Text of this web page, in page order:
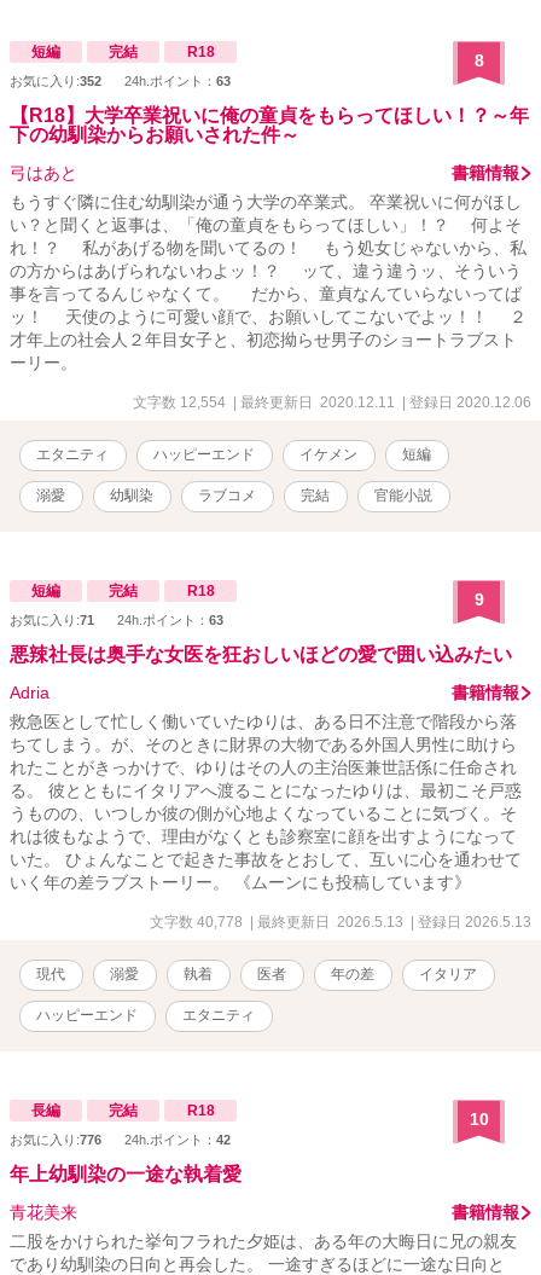
短編 完結 R18
お気に入り:352 24h.ポイント： 63
8
【R18】大学卒業祝いに俺の童貞をもらってほしい！？～年
下の幼馴染からお願いされた件～
弓はあと
書籍情報
もうすぐ隣に住む幼馴染が通う大学の卒業式。 卒業祝いに何がほし
い？と聞くと返事は、「俺の童貞をもらってほしい」！？ 何よそ
れ！？ 私があげる物を聞いてるの！ もう処女じゃないから、私
の方からはあげられないわよッ！？ ッて、違う違うッ、そういう
事を言ってるんじゃなくて。 だから、童貞なんていらないってば
ッ！ 天使のように可愛い顔で、お願いしてこないでよッ！！ ２
才年上の社会人２年目女子と、初恋拗らせ男子のショートラブスト
ーリー。
文字数 12,554 | 最終更新日 2020.12.11 | 登録日 2020.12.06
エタニティ ハッピーエンド イケメン 短編
溺愛 幼馴染 ラブコメ 完結 官能小説
短編 完結 R18
お気に入り:71 24h.ポイント： 63
9
悪辣社長は奥手な女医を狂おしいほどの愛で囲い込みたい
Adria
書籍情報
救急医として忙しく働いていたゆりは、ある日不注意で階段から落
ちてしまう。が、そのときに財界の大物である外国人男性に助けら
れたことがきっかけで、ゆりはその人の主治医兼世話係に任命され
る。 彼とともにイタリアへ渡ることになったゆりは、最初こそ戸惑
うものの、いつしか彼の側が心地よくなっていることに気づく。そ
れは彼もなようで、理由がなくとも診察室に顔を出すようになって
いた。 ひょんなことで起きた事故をとおして、互いに心を通わせて
いく年の差ラブストーリー。 《ムーンにも投稿しています》
文字数 40,778 | 最終更新日 2026.5.13 | 登録日 2026.5.13
現代 溺愛 執着 医者 年の差 イタリア
ハッピーエンド エタニティ
長編 完結 R18
お気に入り:776 24h.ポイント： 42
10
年上幼馴染の一途な執着愛
青花美来
書籍情報
二股をかけられた挙句フラれた夕姫は、ある年の大晦日に兄の親友
であり幼馴染の日向と再会した。 一途すぎるほどに一途な日向と